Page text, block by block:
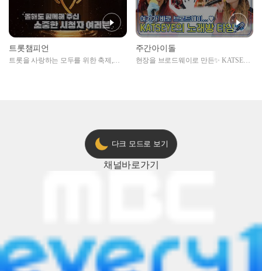
트롯챔피언
트롯을 사랑하는 모두를 위한 축제,
주간아이돌
현장을 브로드웨이로 만든✨ KATSEYE
다크 모드로 보기
채널바로가기